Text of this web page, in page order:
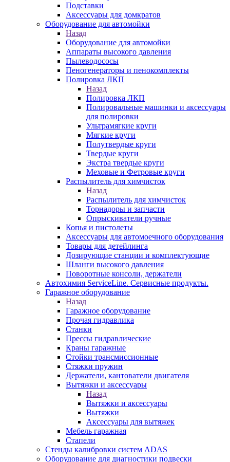
Подставки
Аксессуары для домкратов
Оборудование для автомойки
Назад
Оборудование для автомойки
Аппараты высокого давления
Пылеводососы
Пеногенераторы и пенокомплекты
Полировка ЛКП
Назад
Полировка ЛКП
Полировальные машинки и аксессуары
для полировки
Ультрамягкие круги
Мягкие круги
Полутвердые круги
Твердые круги
Экстра твердые круги
Меховые и Фетровые круги
Распылитель для химчисток
Назад
Распылитель для химчисток
Торнадоры и запчасти
Опрыскиватели ручные
Копья и пистолеты
Аксессуары для автомоечного оборудования
Товары для детейлинга
Дозирующие станции и комплектующие
Шланги высокого давления
Поворотные консоли, держатели
Автохимия ServiceLine. Сервисные продукты.
Гаражное оборудование
Назад
Гаражное оборудование
Прочая гидравлика
Станки
Прессы гидравлические
Краны гаражные
Стойки трансмиссионные
Стяжки пружин
Держатели, кантователи двигателя
Вытяжки и аксессуары
Назад
Вытяжки и аксессуары
Вытяжки
Аксессуары для вытяжек
Мебель гаражная
Стапели
Стенды калибровки систем ADAS
Оборудование для диагностики подвески